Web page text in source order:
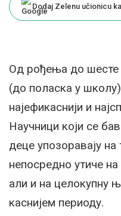
Dodaj Zelenu učionicu
Од рођења до шесте
(до поласка у
најефикаснији и
Научници који се
деце упозоравају на
непосредно утиче
али и на целокупну
каснијем периоду.